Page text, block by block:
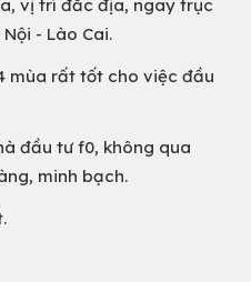
vị trí đắc địa, ngay trục
- Lào Cai.
mùa rất tốt cho việc đầu
đầu tư f0, không qua
minh bạch.